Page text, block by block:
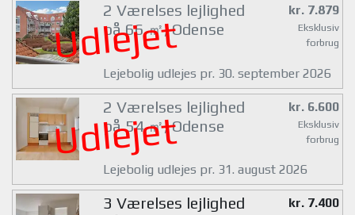
Udlejet
2 Værelses lejlighed
på 66 ㎡, Odense
kr. 7.879
Eksklusiv
forbrug
Lejebolig udlejes pr. 30. september 2026
Udlejet
2 Værelses lejlighed
på 54 ㎡, Odense
kr. 6.600
Eksklusiv
forbrug
Lejebolig udlejes pr. 31. august 2026
3 Værelses lejlighed
kr. 7.400